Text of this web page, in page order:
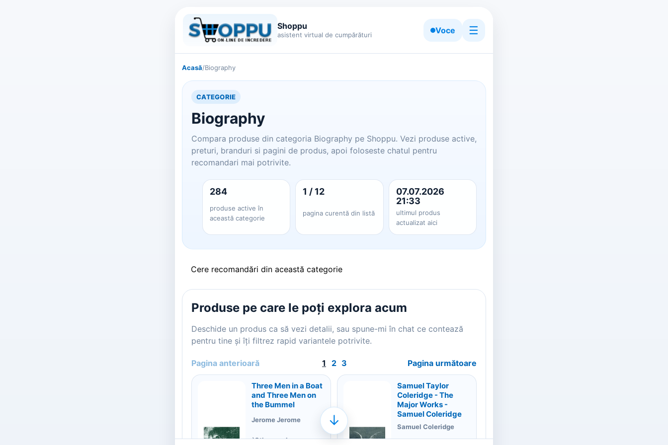
Shoppu
asistent virtual de cumpărături Voce ☰
Acasă/Biography
CATEGORIE
Biography
Compara produse din categoria Biography pe Shoppu. Vezi produse active,
preturi, branduri si pagini de produs, apoi foloseste chatul pentru
recomandari mai potrivite.
284
produse active în
această categorie
1 / 12
pagina curentă din listă
07.07.2026
21:33
ultimul produs
actualizat aici
Cere recomandări din această categorie
Produse pe care le poți explora acum
Deschide un produs ca să vezi detalii, sau spune-mi în chat ce contează
pentru tine și îți filtrez rapid variantele potrivite.
Pagina anterioară 1 2 3 Pagina următoare
Three Men in a Boat
and Three Men on
the Bummel
Jerome Jerome
`Other works may
Samuel Taylor
Coleridge - The
Major Works -
Samuel Coleridge
Samuel Coleridge
↓